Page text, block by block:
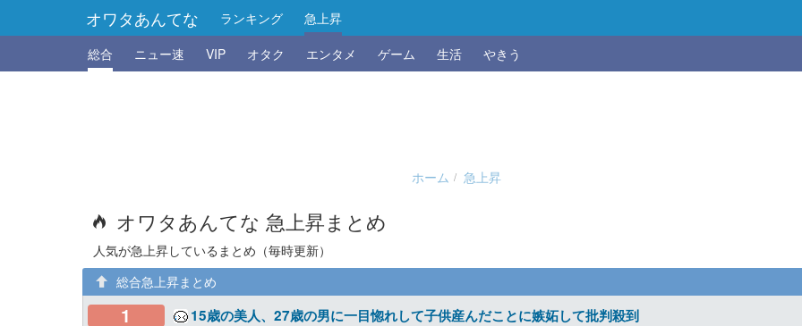
オワタあんてな ランキング
急上昇
総合
ニュー速 VIP オタク エンタメ ゲーム 生活 やきう
ホーム 急上昇
オワタあんてな 急上昇まとめ
人気が急上昇しているまとめ（毎時更新）
総合急上昇まとめ
1 15歳の美人、27歳の男に一目惚れして子供産んだことに嫉妬して批判殺到